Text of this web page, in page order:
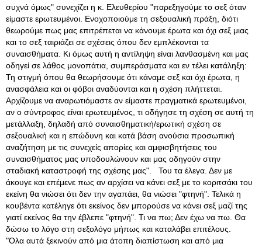
συχνά όμως" συνεχίζει η κ. Ελευθερίου "παρεξηγούμε το σεξ όταν
είμαστε ερωτευμένοι. Ενοχοποιούμε τη σεξουαλική πράξη, διότι
θεωρούμε πως μας επιτρέπεται να κάνουμε έρωτα και όχι σεξ μιας
και το σεξ ταιριάζει σε σχέσεις όπου δεν εμπλέκονται τα
συναισθήματα. Κι όμως αυτή η αντίληψη είναι λανθασμένη και μας
οδηγεί σε λάθος μονοπάτια, συμπεράσματα και εν τέλει κατάληξη:
Τη στιγμή όπου θα θεωρήσουμε ότι κάναμε σεξ και όχι έρωτα, η
ανασφάλεια και οι φόβοι αναδύονται και η σχέση πλήττεται.
Αρχίζουμε να αναρωτιόμαστε αν είμαστε πραγματικά ερωτευμένοι,
αν ο σύντροφος είναι ερωτευμένος, τι οδήγησε τη σχέση σε αυτή τη
μετάλλαξη, δηλαδή από συναισθηματική/ερωτική σχέση σε
σεξουαλική και η επώδυνη και κατά βάση ανούσια προσωπική
αναζήτηση με τις συνεχείς απορίες και αμφισβητήσεις του
συναισθήματος μας υποδουλώνουν και μας οδηγούν στην
σταδιακή καταστροφή της σχέσης μας". Του τα έλεγα. Δεν με
άκουγε και επέμενε πως αν αρχίσει να κάνει σεξ με το κοριτσάκι του
εκείνη θα νιώσει ότι δεν την αγαπάει, θα νιώσει "φτηνή". Τελικά η
κουβέντα κατέληγε ότι εκείνος δεν μπορούσε να κάνει σεξ μαζί της
γιατί εκείνος θα την έβλεπε "φτηνή". Τι να πω; Δεν έχω να πω. Θα
δώσω το λόγο στη σεξολόγο μήπως και καταλάβει επιτέλους.
"Όλα αυτά ξεκινούν από μια άτοπη διαπίστωση και από μια